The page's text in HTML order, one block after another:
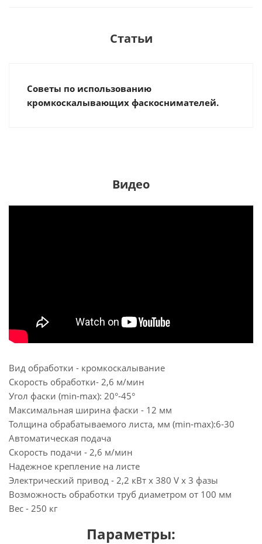
Статьи
Советы по использованию
кромкоскалывающих фаскоснимателей.
Видео
Вид обработки - кромкоскалывание
Скорость обработки- 2,6 м/мин
Угол фаски (min-max): 20°-45°
Максимальная ширина фаски - 12 мм
Толщина обрабатываемого листа, мм (min-max):6-30
Автоматическая подача
Скорость подачи - 2,6 м/мин
Надежное крепление на листе
Электрический привод - 2,2 кВт х 380 V х 3 фазы
Возможность обработки труб диаметром от 100 мм
Вес - 250 кг
Параметры: